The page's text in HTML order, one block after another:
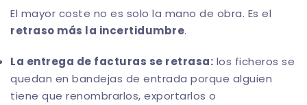
El mayor coste no es solo la mano de obra. Es el
retraso más la incertidumbre.
La entrega de facturas se retrasa: los ficheros se
quedan en bandejas de entrada porque alguien
tiene que renombrarlos, exportarlos o